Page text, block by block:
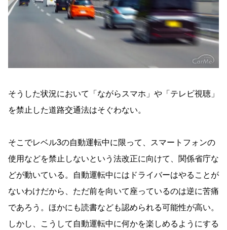
そうした状況において「ながらスマホ」や「テレビ視聴」
を禁止した道路交通法はそぐわない。
そこでレベル3の自動運転中に限って、スマートフォンの
使用などを禁止しないという法改正に向けて、関係省庁な
どが動いている。自動運転中にはドライバーはやることが
ないわけだから、ただ前を向いて座っているのは逆に苦痛
であろう。ほかにも読書なども認められる可能性が高い。
しかし、こうして自動運転中に何かを楽しめるようにする